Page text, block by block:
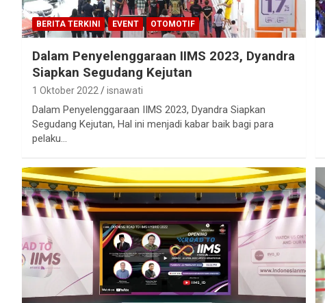
BERITA TERKINI EVENT OTOMOTIF
Dalam Penyelenggaraan IIMS 2023, Dyandra
Siapkan Segudang Kejutan
1 Oktober 2022 isnawati
Dalam Penyelenggaraan IIMS 2023, Dyandra Siapkan
Segudang Kejutan, Hal ini menjadi kabar baik bagi para
pelaku…